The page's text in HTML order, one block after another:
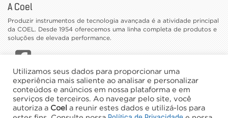
A Coel
Produzir instrumentos de tecnologia avançada é a atividade principal
da COEL. Desde 1954 oferecemos uma linha completa de produtos e
soluções de elevada performance.
CATÁLOGOS
TRABALHE CONOSCO
NEWSLETTER
Utilizamos seus dados para proporcionar uma
experiência mais saliente ao analisar e personalizar
conteúdos e anúncios em nossa plataforma e em
serviços de terceiros. Ao navegar pelo site, você
autoriza a Coel
a reunir estes dados e utilizá-los para